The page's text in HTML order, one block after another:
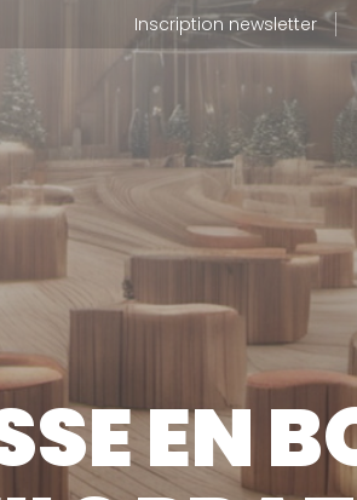
Inscription newsletter
QUI SOMMES-NOUS
Notre métier
Notre usine de production
Notre politique RSE
EN